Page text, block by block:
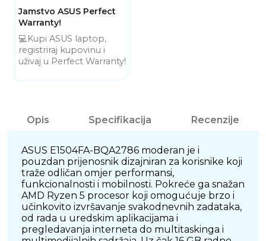
Jamstvo ASUS Perfect
Warranty!
💻Kupi ASUS laptop,
registriraj kupovinu i
uživaj u Perfect Warranty!
Opis Specifikacija Recenzije
ASUS E1504FA-BQA2786 moderan je i
pouzdan prijenosnik dizajniran za korisnike koji
traže odličan omjer performansi,
funkcionalnosti i mobilnosti. Pokreće ga snažan
AMD Ryzen 5 procesor koji omogućuje brzo i
učinkovito izvršavanje svakodnevnih zadataka,
od rada u uredskim aplikacijama i
pregledavanja interneta do multitaskinga i